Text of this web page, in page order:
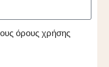
όρους χρήσης